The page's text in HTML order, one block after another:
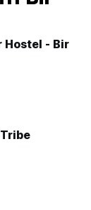
Hostel - Bir